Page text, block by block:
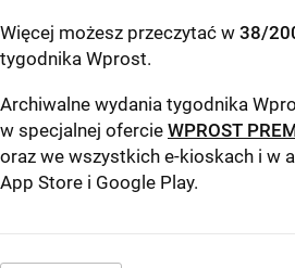
Więcej możesz przeczytać w 38/
tygodnika Wprost.
Archiwalne wydania tygodnika
w specjalnej ofercie WPROST
oraz we wszystkich e-kioskach i w
App Store i Google Play.